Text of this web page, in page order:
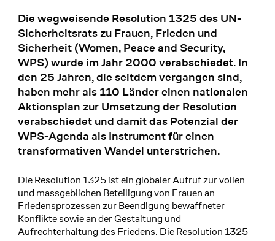
Die wegweisende Resolution 1325 des UN-
Sicherheitsrats zu Frauen, Frieden und
Sicherheit (Women, Peace and Security,
WPS) wurde im Jahr 2000 verabschiedet. In
den 25 Jahren, die seitdem vergangen sind,
haben mehr als 110 Länder einen nationalen
Aktionsplan zur Umsetzung der Resolution
verabschiedet und damit das Potenzial der
WPS-Agenda als Instrument für einen
transformativen Wandel unterstrichen.
Die Resolution 1325 ist ein globaler Aufruf zur vollen
und massgeblichen Beteiligung von Frauen an
Friedensprozessenzur Beendigung bewaffneter
Konflikte sowie an der Gestaltung und
Aufrechterhaltung des Friedens. Die Resolution 1325